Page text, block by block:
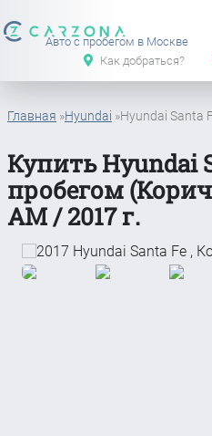
Авто с пробегом в Москве
Как добраться?
Главная »Hyundai »Hyundai Santa
Купить Hyundai
пробегом
АМ / 2017 г.